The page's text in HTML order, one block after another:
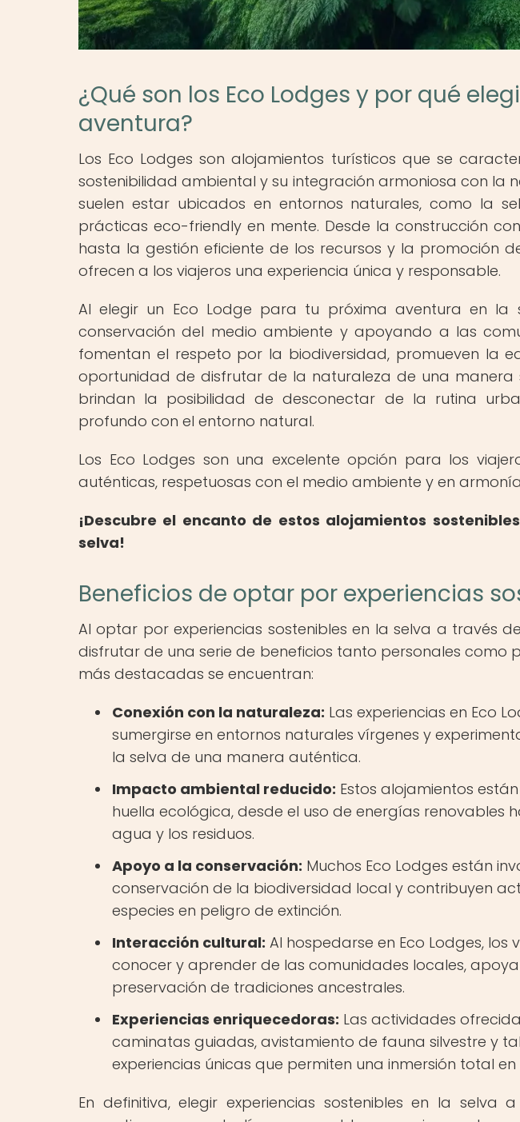
¿Qué son los Eco Lodges y por qué
aventura?
Los Eco Lodges son alojamientos turísticos que se
sostenibilidad ambiental y su integración armoniosa con la
suelen estar ubicados en entornos naturales, como la
prácticas eco-friendly en mente. Desde la construcción
hasta la gestión eficiente de los recursos y la promoción
ofrecen a los viajeros una experiencia única y responsable.
Al elegir un Eco Lodge para tu próxima aventura en la
conservación del medio ambiente y apoyando a las
fomentan el respeto por la biodiversidad, promueven la
oportunidad de disfrutar de la naturaleza de una manera
brindan la posibilidad de desconectar de la rutina
profundo con el entorno natural.
Los Eco Lodges son una excelente opción para los
auténticas, respetuosas con el medio ambiente y en
¡Descubre el encanto de estos alojamientos
selva!
Beneficios de optar por experiencias
Al optar por experiencias sostenibles en la selva a través
disfrutar de una serie de beneficios tanto personales como
más destacadas se encuentran:
Conexión con la naturaleza: Las experiencias en Eco
sumergirse en entornos naturales vírgenes y
la selva de una manera auténtica.
Impacto ambiental reducido: Estos alojamientos
huella ecológica, desde el uso de energías renovables
agua y los residuos.
Apoyo a la conservación: Muchos Eco Lodges están
conservación de la biodiversidad local y contribuyen
especies en peligro de extinción.
Interacción cultural: Al hospedarse en Eco Lodges,
conocer y aprender de las comunidades locales,
preservación de tradiciones ancestrales.
Experiencias enriquecedoras: Las actividades
caminatas guiadas, avistamiento de fauna silvestre y
experiencias únicas que permiten una inmersión total en
En definitiva, elegir experiencias sostenibles en la selva